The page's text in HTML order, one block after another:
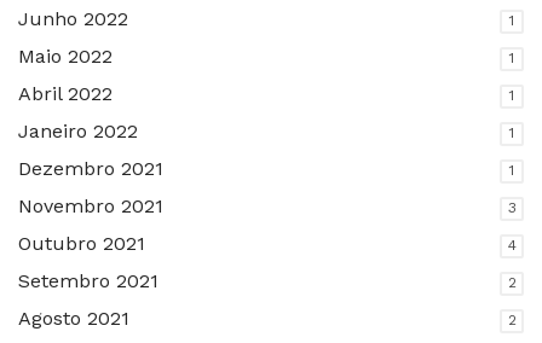
Junho 2022 1
Maio 2022 1
Abril 2022 1
Janeiro 2022 1
Dezembro 2021 1
Novembro 2021 3
Outubro 2021 4
Setembro 2021 2
Agosto 2021 2